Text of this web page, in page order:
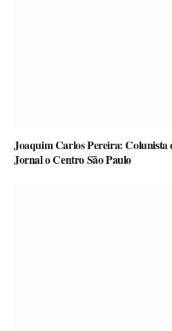
Joaquim Carlos Pereira: Colunista
Jornal o Centro São Paulo